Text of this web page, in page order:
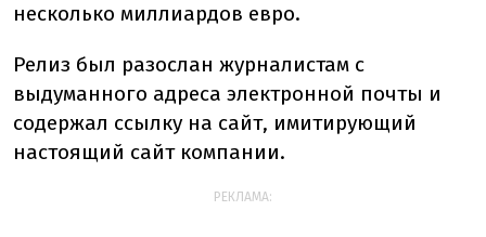
несколько миллиардов евро.
Релиз был разослан журналистам с
выдуманного адреса электронной почты и
содержал ссылку на сайт, имитирующий
настоящий сайт компании.
РЕКЛАМА: